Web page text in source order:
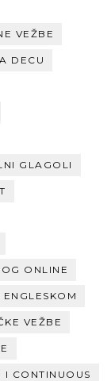
VEŽBE
DECU
GLAGOLI
ONLINE
VEŽBE
I CONTINUOUS